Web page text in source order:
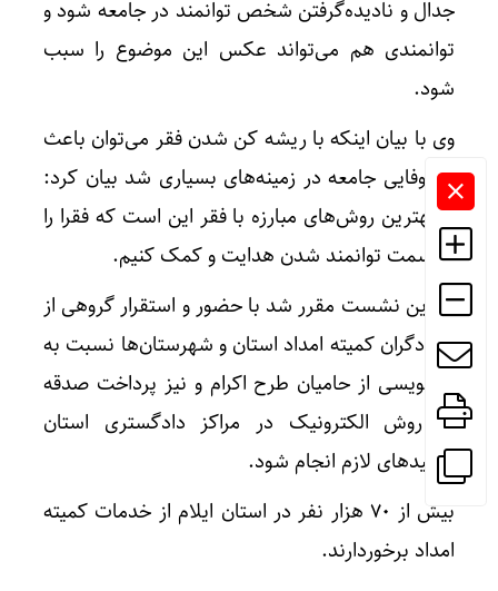
جدال و نادیده‌گرفتن شخص توانمند در جامعه شود و
توانمندی هم می‌تواند عکس این موضوع را سبب
شود.
وی با بیان اینکه با ریشه کن شدن فقر می‌توان باعث
شکوفایی جامعه در زمینه‌های بسیاری شد بیان کرد:
از بهترین روش‌های مبارزه با فقر این است که فقرا را
به سمت توانمند شدن هدایت و کمک کنیم.
در این نشست مقرر شد با حضور و استقرار گروهی از
امدادگران کمیته امداد استان و شهرستان‌ها نسبت به
نام‌نویسی از حامیان طرح اکرام و نیز پرداخت صدقه
به روش الکترونیک در مراکز دادگستری استان
تمهیدهای لازم انجام شود.
بیش از ۷۰ هزار نفر در استان ایلام از خدمات کمیته
امداد برخوردارند.